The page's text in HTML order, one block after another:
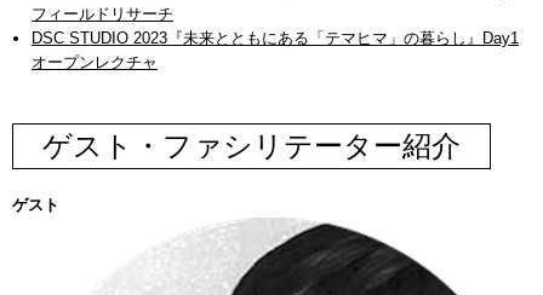
フィールドリサーチ
DSC STUDIO 2023『未来とともにある「テマヒマ」の暮らし』Day1
オープンレクチャ
ゲスト・ファシリテーター紹介
ゲスト